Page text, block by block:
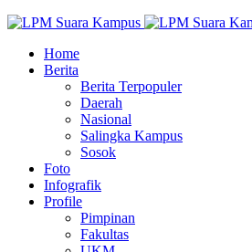
Home
Berita
Berita Terpopuler
Daerah
Nasional
Salingka Kampus
Sosok
Foto
Infografik
Profile
Pimpinan
Fakultas